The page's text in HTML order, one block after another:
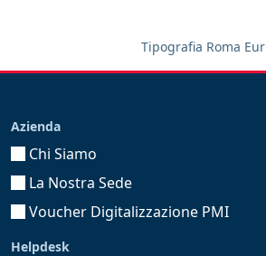
Tipografia Roma Eur
Azienda
Chi Siamo
La Nostra Sede
Voucher Digitalizzazione PMI
Helpdesk